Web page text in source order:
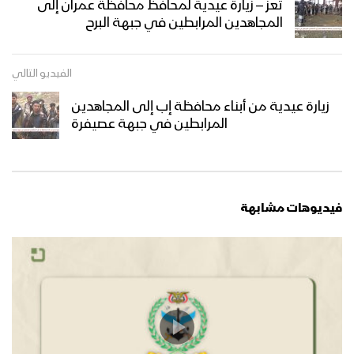
سالم إلى المجاهدين في طيبة الأسم
عسير – زيارة عيدية لمشائخ طخية الى
المرابطين في جبهة مجازة الشرقية
صعدة ومديرية أرحب إلى المرابطين في
محور الأجاشر
أبين – زيارة عيدية لمشائخ واعيان مديرية
بني مطر للمجاهدين المرابطين في جبهة
تعز – زيارة عيدية لمحافظ محافظة عمران إلى
المجاهدين المرابطين في جبهة البرح
الفيديو التالي
زيارة عيدية من أبناء محافظة إب إلى المجاهدين
المرابطين في جبهة عصيفرة
فيديوهات مشابهة